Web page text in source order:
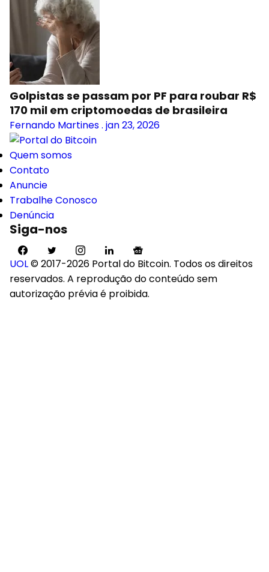
Golpistas se passam por PF para roubar R$
170 mil em criptomoedas de brasileira
Fernando Martines. jan 23, 2026
Quem somos
Contato
Anuncie
Trabalhe Conosco
Denúncia
Siga-nos
UOL© 2017-2026 Portal do Bitcoin. Todos os direitos
reservados. A reprodução do conteúdo sem
autorização prévia é proibida.